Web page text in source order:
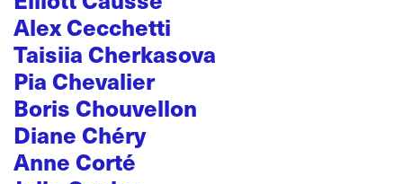
Alex Cecchetti
Taisiia Cherkasova
Pia Chevalier
Boris Chouvellon
Diane Chéry
Anne Corté